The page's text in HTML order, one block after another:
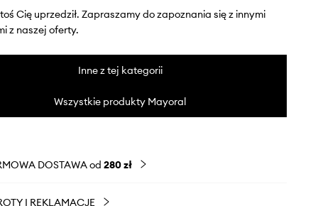
Cię uprzedził. Zapraszamy do zapoznania się z innymi
z naszej oferty.
Inne z tej kategorii
Wszystkie produkty Mayoral
DOSTAWA od 280 zł
I REKLAMACJE